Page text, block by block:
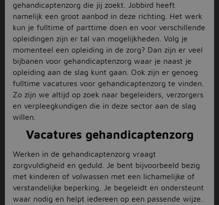
gehandicaptenzorg die jij zoekt. Jobbird heeft
namelijk een groot aanbod in deze richting. Het werk
kun je fulltime of parttime doen en voor verschillende
opleidingen zijn er tal van mogelijkheden. Volg je
momenteel een opleiding in de zorg? Dan zijn er veel
bijbanen voor gehandicaptenzorg waar je naast je
opleiding aan de slag kunt gaan. Ook zijn er genoeg
fulltime vacatures voor gehandicaptenzorg te vinden.
Zo zijn we altijd op zoek naar begeleiders, verzorgers
en verpleegkundigen die in deze sector aan de slag
willen.
Vacatures gehandicaptenzorg
Werken in de gehandicaptenzorg vraagt
zorgvuldigheid en geduld. Je bent bijvoorbeeld bezig
met kinderen of volwassen met een lichamelijke of
verstandelijke beperking. Je begeleidt en ondersteunt
waar nodig en helpt iedereen op een passende wijze.